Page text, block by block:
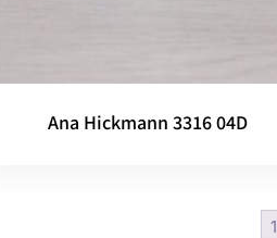
Ana Hickmann 3316 04D
1